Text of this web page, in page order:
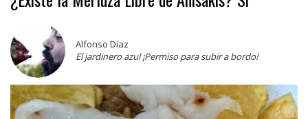
Alfonso Díaz
El jardinero azul ¡Permiso para subir a bordo!